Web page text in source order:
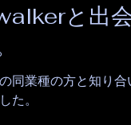
と出
同業種の方と知り
た。